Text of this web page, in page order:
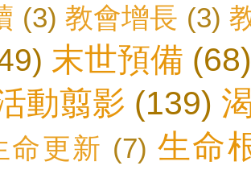
(3) 教會增長 (3)
末世預備
動翦影 (139)
命更新 (7) 生命